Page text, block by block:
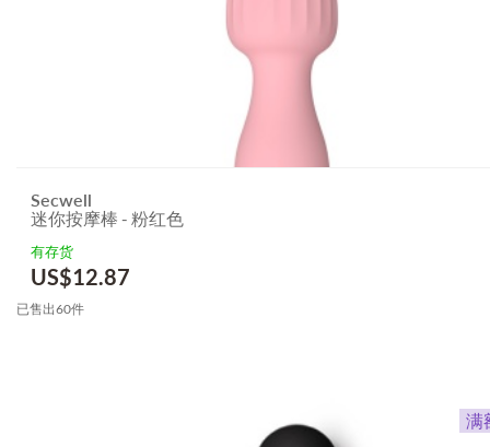
Secwell
迷你按摩棒 - 粉红色
有存货
US$12.87
已售出60件